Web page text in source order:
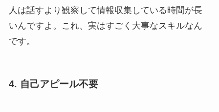
人は話すより観察して情報収集している時間が長
いんですよ。これ、実はすごく大事なスキルなん
です。
4. 自己アピール不要